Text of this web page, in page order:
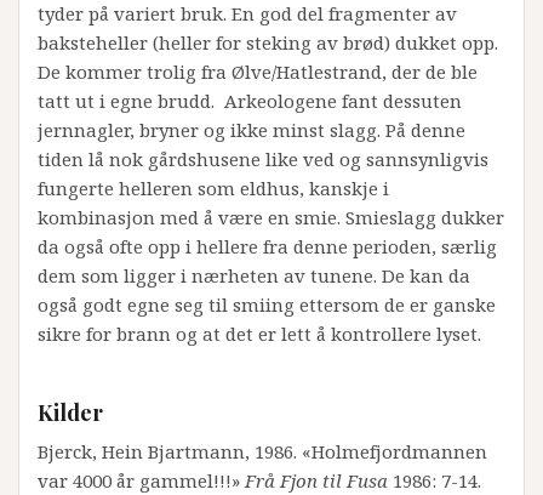
tyder på variert bruk. En god del fragmenter av
baksteheller (heller for steking av brød) dukket opp.
De kommer trolig fra Ølve/Hatlestrand, der de ble
tatt ut i egne brudd. Arkeologene fant dessuten
jernnagler, bryner og ikke minst slagg. På denne
tiden lå nok gårdshusene like ved og sannsynligvis
fungerte helleren som eldhus, kanskje i
kombinasjon med å være en smie. Smieslagg dukker
da også ofte opp i hellere fra denne perioden, særlig
dem som ligger i nærheten av tunene. De kan da
også godt egne seg til smiing ettersom de er ganske
sikre for brann og at det er lett å kontrollere lyset.
Kilder
Bjerck, Hein Bjartmann, 1986. «Holmefjordmannen
var 4000 år gammel!!!»Frå Fjon til Fusa 1986: 7-14.